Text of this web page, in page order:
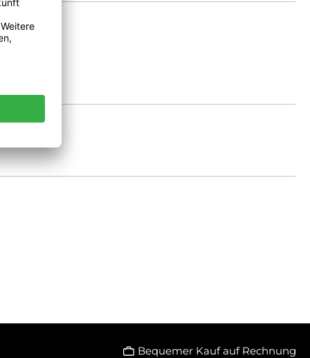
Bequemer Kauf auf Rechnung